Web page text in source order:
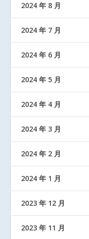
2024 年 8 月
2024 年 7 月
2024 年 6 月
2024 年 5 月
2024 年 4 月
2024 年 3 月
2024 年 2 月
2024 年 1 月
2023 年 12 月
2023 年 11 月